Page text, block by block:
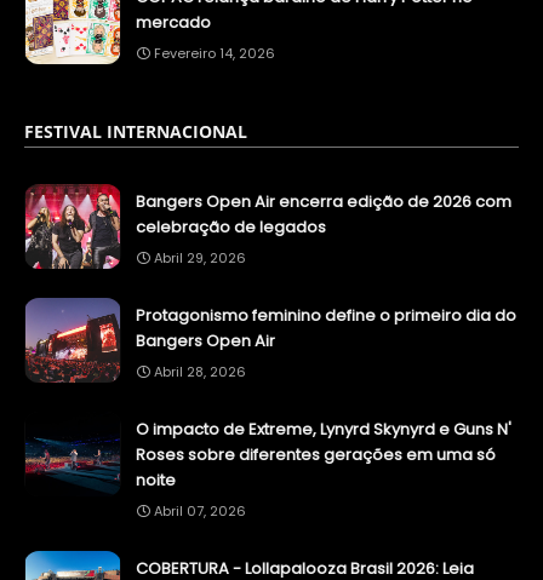
mercado
Fevereiro 14, 2026
FESTIVAL INTERNACIONAL
Bangers Open Air encerra edição de 2026 com
celebração de legados
Abril 29, 2026
Protagonismo feminino define o primeiro dia do
Bangers Open Air
Abril 28, 2026
O impacto de Extreme, Lynyrd Skynyrd e Guns N'
Roses sobre diferentes gerações em uma só
noite
Abril 07, 2026
COBERTURA - Lollapalooza Brasil 2026: Leia